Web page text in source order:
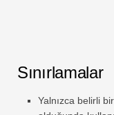
Sınırlamalar
Yalnızca belirli